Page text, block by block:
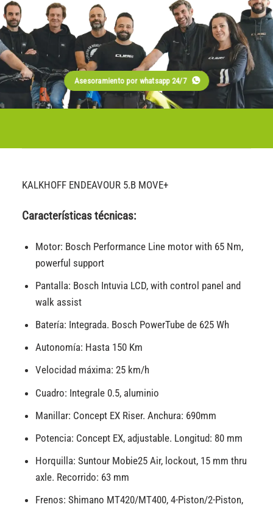
Asesoramiento por whatsapp 24/7
KALKHOFF ENDEAVOUR 5.B MOVE+
Características técnicas:
Motor: Bosch Performance Line motor with 65 Nm,
powerful support
Pantalla: Bosch Intuvia LCD, with control panel and
walk assist
Batería: Integrada. Bosch PowerTube de 625 Wh
Autonomía: Hasta 150 Km
Velocidad máxima: 25 km/h
Cuadro: Integrale 0.5, aluminio
Manillar: Concept EX Riser. Anchura: 690mm
Potencia: Concept EX, adjustable. Longitud: 80 mm
Horquilla: Suntour Mobie25 Air, lockout, 15 mm thru
axle. Recorrido: 63 mm
Frenos: Shimano MT420/MT400, 4-Piston/2-Piston,